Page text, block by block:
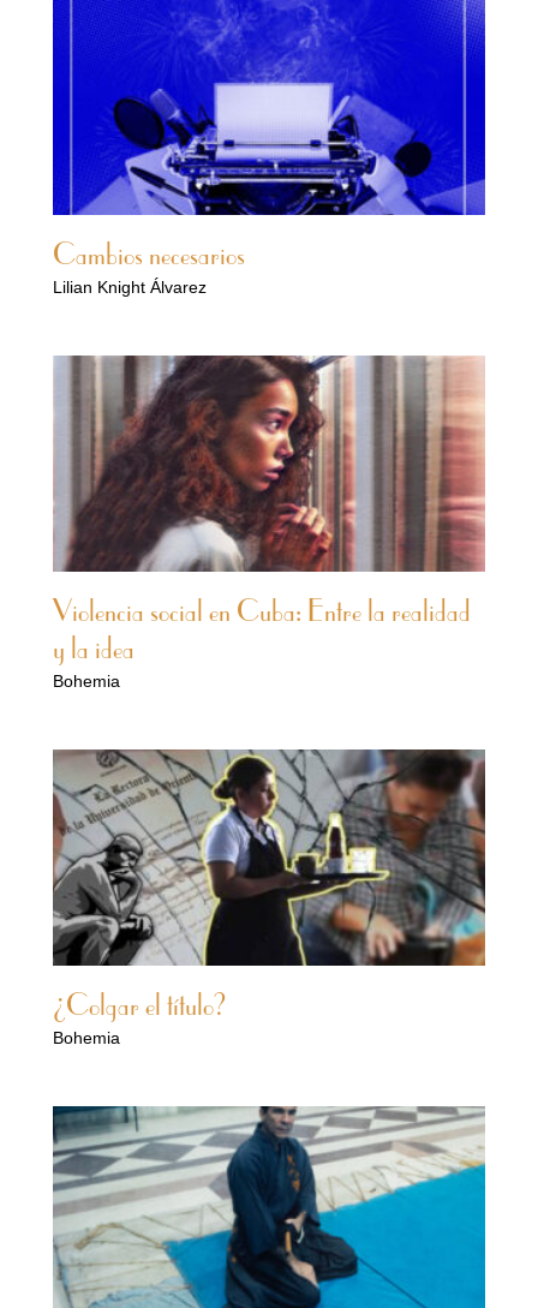
Cambios necesarios
Lilian Knight Álvarez
Violencia social en Cuba: Entre la realidad
y la idea
Bohemia
¿Colgar el título?
Bohemia